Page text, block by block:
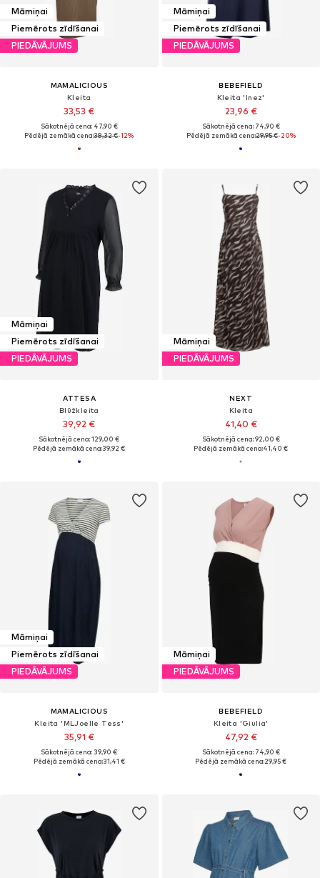
Māmiņai
Piemērots zīdīšanai
PIEDĀVĀJUMS
MAMALICIOUS
Kleita
33,53 €
Sākotnējā cena: 47,90 €
Pēdējā zemākā cena:38,32 €-12%
Māmiņai
Piemērots zīdīšanai
PIEDĀVĀJUMS
BEBEFIELD
Kleita 'Inez'
23,96 €
Sākotnējā cena: 74,90 €
Pēdējā zemākā cena:29,95 €-20%
Māmiņai
Piemērots zīdīšanai
PIEDĀVĀJUMS
ATTESA
Blūžkleita
39,92 €
Sākotnējā cena: 129,00 €
Pēdējā zemākā cena:39,92 €
Māmiņai
PIEDĀVĀJUMS
NEXT
Kleita
41,40 €
Sākotnējā cena: 92,00 €
Pēdējā zemākā cena:41,40 €
Māmiņai
Piemērots zīdīšanai
PIEDĀVĀJUMS
MAMALICIOUS
Kleita 'MLJoelle Tess'
35,91 €
Sākotnējā cena: 39,90 €
Pēdējā zemākā cena:31,41 €
Māmiņai
PIEDĀVĀJUMS
BEBEFIELD
Kleita 'Giulia'
47,92 €
Sākotnējā cena: 74,90 €
Pēdējā zemākā cena:29,95 €